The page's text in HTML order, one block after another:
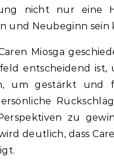
nicht nur eine
und Neubeginn sein
Miosga
entscheidend ist,
um gestärkt und
zu
deutlich, dass